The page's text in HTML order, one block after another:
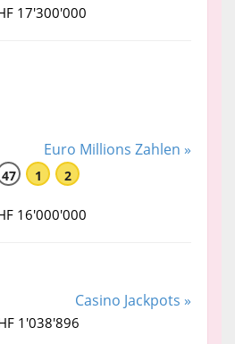
17'300'000
Euro Millions Zahlen »
47 1 2
16'000'000
Casino Jackpots »
1'038'896